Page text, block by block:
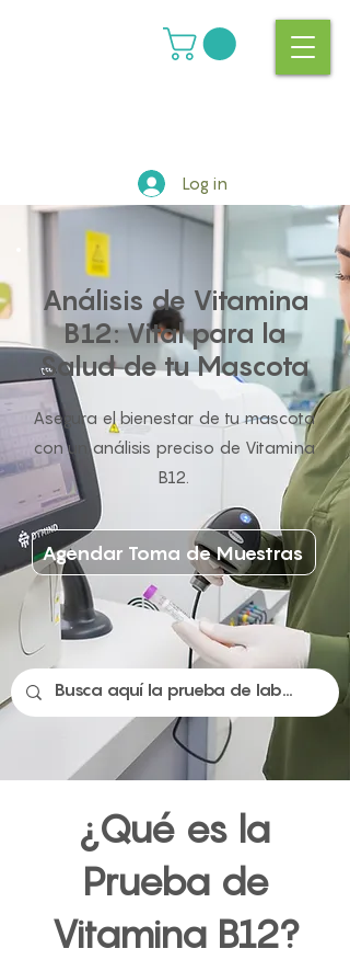
Log in
Análisis de Vitamina
B12: Vital para la
Salud de tu Mascota
Asegura el bienestar de tu mascota
con un análisis preciso de Vitamina
B12.
Agendar Toma de Muestras
¿Qué es la
Prueba de
Vitamina B12?